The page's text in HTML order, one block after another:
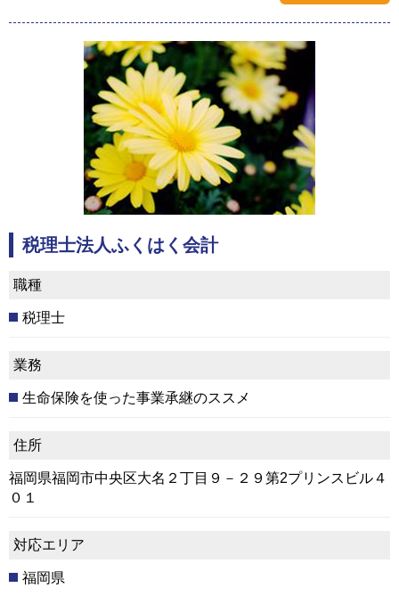
税理士法人ふくはく会計
職種
税理士
業務
生命保険を使った事業承継のススメ
住所
福岡県福岡市中央区大名２丁目９－２９第2プリンスビル４
０１
対応エリア
福岡県